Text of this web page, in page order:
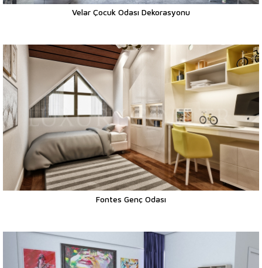
Velar Çocuk Odası Dekorasyonu
Fontes Genç Odası